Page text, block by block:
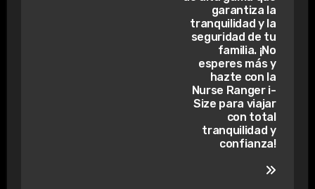
garantiza la
tranquilidad y la
seguridad de tu
familia. ¡No
esperes más y
hazte con la
Nurse Ranger i-
Size para viajar
con total
tranquilidad y
confianza!